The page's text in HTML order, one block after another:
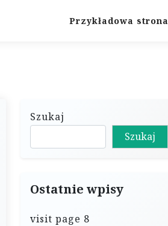
Przykładowa strona
Szukaj
Szukaj
Ostatnie wpisy
visit page 8